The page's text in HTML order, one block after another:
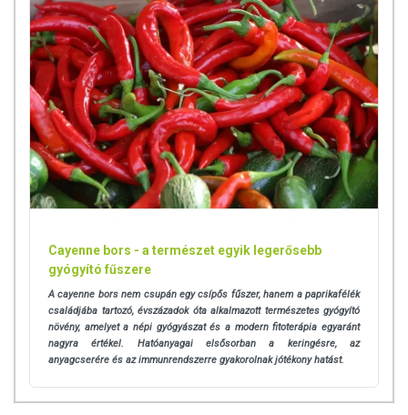
Cayenne bors - a természet egyik legerősebb
gyógyító fűszere
A cayenne bors nem csupán egy csípős fűszer, hanem a paprikafélék
családjába tartozó, évszázadok óta alkalmazott természetes gyógyító
növény, amelyet a népi gyógyászat és a modern fitoterápia egyaránt
nagyra értékel. Hatóanyagai elsősorban a keringésre, az
anyagcserére és az immunrendszerre gyakorolnak jótékony hatást.